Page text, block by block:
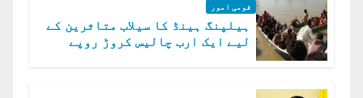
قومی امور
ہیلپنگ ہینڈ کا سیلاب متاثرین کے
لیے ایک ارب چالیس کروڑ روپے